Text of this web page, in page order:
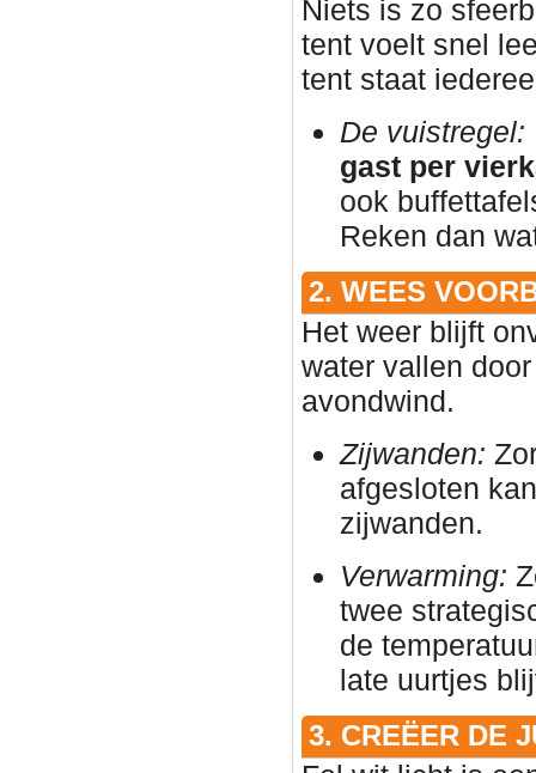
Niets is zo
tent voelt snel
tent staat
De vuistregel:
gast per
ook
Reken dan
2. WEES
Het weer blijft
water vallen
avondwind.
Zijwanden:
afgesloten
zijwanden.
Verwarming:
twee
de
late uurtjes
3. CREËER DE